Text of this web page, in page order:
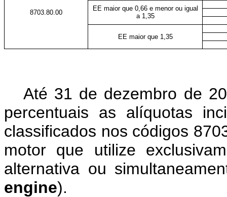
8703.80.00
EE maior que 0,66 e menor ou igual
a 1,35
EE maior que 1,35
Até 31 de dezembro de
percentuais as alíquotas
classificados nos códigos
motor que utilize
alternativa ou
engine).